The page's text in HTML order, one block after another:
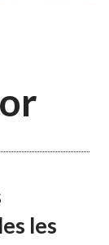
les